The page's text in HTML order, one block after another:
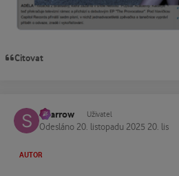
Citovat
Sparrow Uživatel
Odesláno 20. listopadu 2025 20. lis
AUTOR